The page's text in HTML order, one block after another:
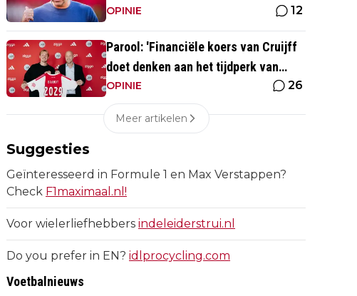
patronen terug, maar...'
OPINIE 12
Parool: 'Financiële koers van Cruijff
doet denken aan het tijdperk van
Overmars'
OPINIE 26
Meer artikelen
Suggesties
Geïnteresseerd in Formule 1 en Max Verstappen?
Check F1maximaal.nl!
Voor wielerliefhebbers indeleiderstrui.nl
Do you prefer in EN? idlprocycling.com
Voetbalnieuws